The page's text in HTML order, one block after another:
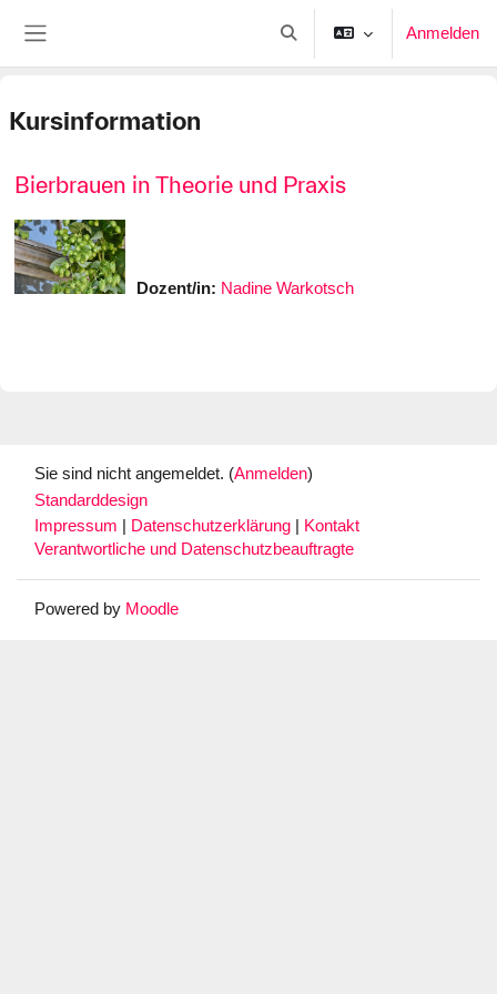
Sucheingabe umschalten
Anmelden
Kursinformation
Bierbrauen in Theorie und Praxis
Dozent/in: Nadine Warkotsch
Sie sind nicht angemeldet. (Anmelden)
Standarddesign
Impressum
Datenschutzerklärung
Kontakt
Verantwortliche und Datenschutzbeauftragte
Powered by Moodle